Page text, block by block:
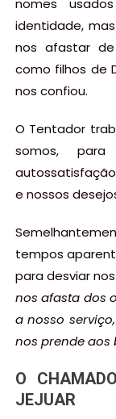
identidade,
nos afastar de
como filhos de
nos confiou.
O Tentador
somos,
e nossos
tempos
para desviar
nos afasta dos
a nosso
nos prende aos
O
JEJUAR